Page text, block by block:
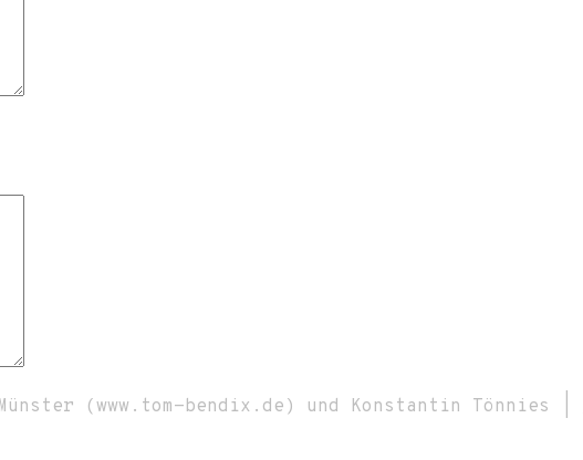
(www.tom-bendix.de) und Konstantin Tönnies |